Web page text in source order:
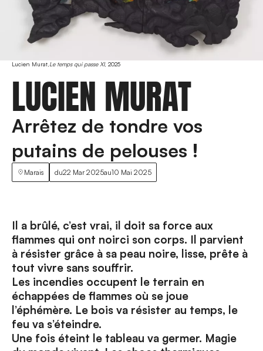
LUCIEN MURAT
Marais du22 Mar 2025au10 Mai 2025
Arrêtez de tondre vos
putains de pelouses !
Lucien Murat, Le temps qui passe XI, 2025
Il a brûlé, c’est vrai, il doit sa force aux
flammes qui ont noirci son corps. Il parvient
à résister grâce à sa peau noire, lisse, prête à
tout vivre sans souffrir.
Les incendies occupent le terrain en
échappées de flammes où se joue
l’éphémère. Le bois va résister au temps, le
feu va s’éteindre.
Une fois éteint le tableau va germer. Magie